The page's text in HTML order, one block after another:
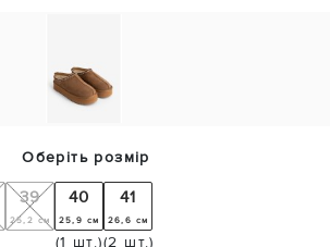
Оберіть розмір
39
25,2 см
40
25,9 см
(1 шт.)
41
26,6 см
(2 шт.)